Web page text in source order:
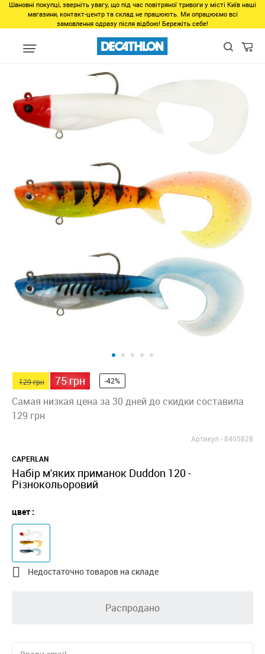
Шановні покупці, зверніть увагу, що під час повітряної тривоги у місті Київ наші
магазини, контакт-центр та склад не працюють. Ми опрацюємо всі
замовлення одразу після відбою! Бережіть себе!
Популярне Товари 500-1000грн НАБОР ПРИМАНОК DUDDON
129 грн 75 грн -42%
Самая низкая цена за 30 дней до скидки составила
129 грн
Артикул -8405828
CAPERLAN
Набір м'яких приманок Duddon 120 -
Різнокольоровий
цвет :
 Недостаточно товаров на складе
Распродано